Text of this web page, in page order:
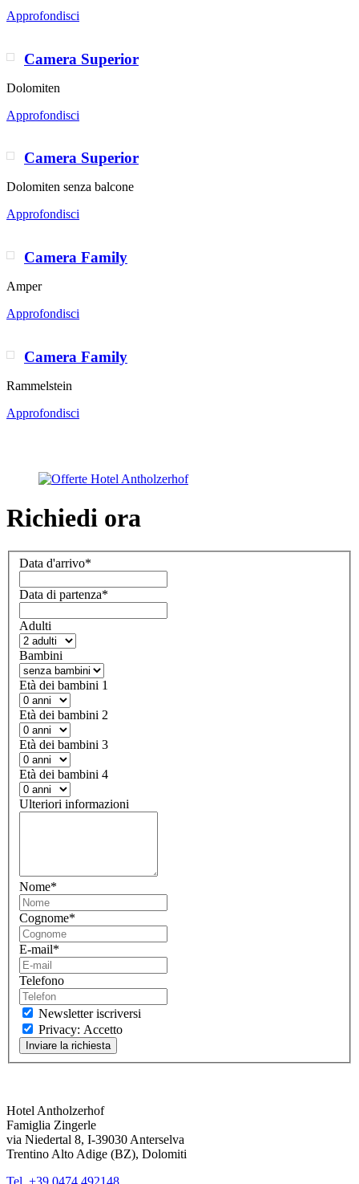
Approfondisci
Camera Superior
Dolomiten
Approfondisci
Camera Superior
Dolomiten senza balcone
Approfondisci
Camera Family
Amper
Approfondisci
Camera Family
Rammelstein
Approfondisci
Richiedi ora
Data d'arrivo*
Data di partenza*
Adulti
Bambini
Età dei bambini 1
Età dei bambini 2
Età dei bambini 3
Età dei bambini 4
Ulteriori informazioni
Nome*
Cognome*
E-mail*
Telefono
Newsletter iscriversi
Privacy: Accetto
Hotel Antholzerhof
Famiglia Zingerle
via Niedertal 8, I-39030 Anterselva
Trentino Alto Adige (BZ), Dolomiti